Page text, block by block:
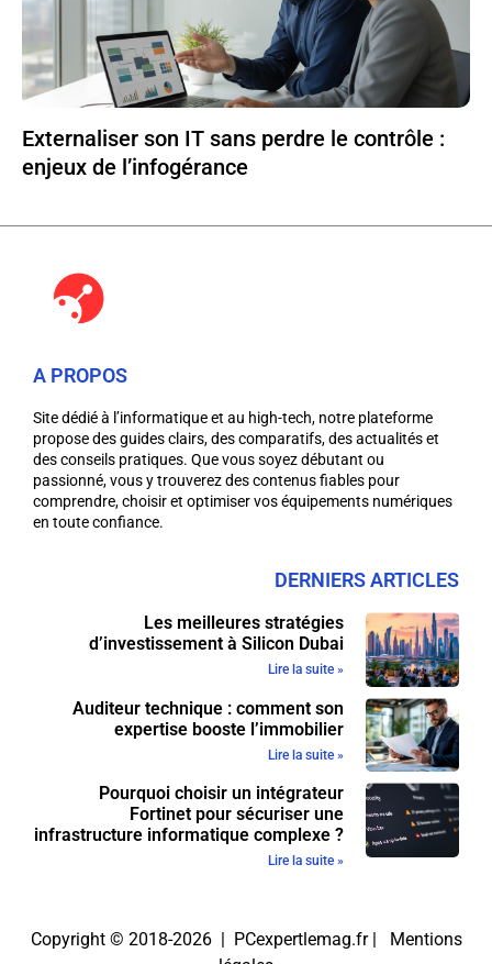
Externaliser son IT sans perdre le contrôle :
enjeux de l’infogérance
A PROPOS
Site dédié à l’informatique et au high-tech, notre plateforme
propose des guides clairs, des comparatifs, des actualités et
des conseils pratiques. Que vous soyez débutant ou
passionné, vous y trouverez des contenus fiables pour
comprendre, choisir et optimiser vos équipements numériques
en toute confiance.
DERNIERS ARTICLES
Les meilleures stratégies
d’investissement à Silicon Dubai
Lire la suite »
Auditeur technique : comment son
expertise booste l’immobilier
Lire la suite »
Pourquoi choisir un intégrateur
Fortinet pour sécuriser une
infrastructure informatique complexe ?
Lire la suite »
Copyright © 2018-2026 | PCexpertlemag.fr |
Mentions